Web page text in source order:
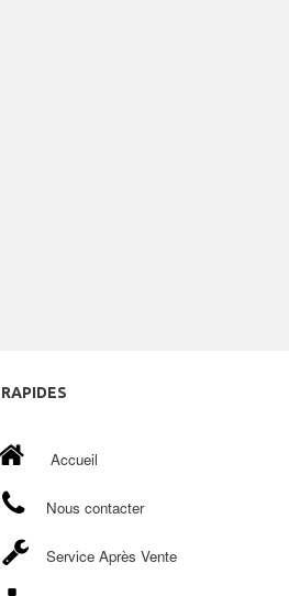
RAPIDES
Accueil
Nous contacter
Service Après Vente